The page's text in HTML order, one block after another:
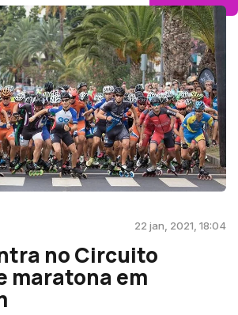
22 jan, 2021, 18:04
no Circuito
maratona em